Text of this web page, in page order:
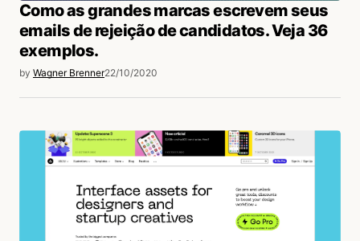
Como as grandes marcas escrevem seus
emails de rejeição de candidatos. Veja 36
exemplos.
by Wagner Brenner22/10/2020